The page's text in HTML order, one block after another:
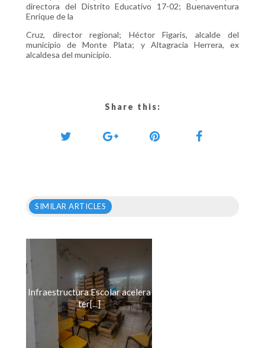
directora del Distrito Educativo 17-02; Buenaventura
Enrique de la
Cruz, director regional; Héctor Figaris, alcalde del
municipio de Monte Plata; y Altagracia Herrera, ex
alcaldesa del municipio.
Share this:
SIMILAR ARTICLES
Infraestructura Escolar acelera
ter[...]